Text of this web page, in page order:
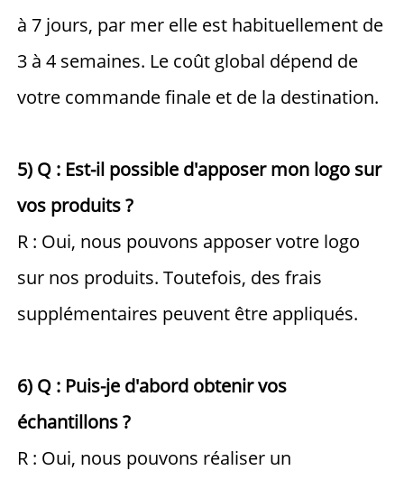
à 7 jours, par mer elle est habituellement de
3 à 4 semaines. Le coût global dépend de
votre commande finale et de la destination.
5) Q : Est-il possible d'apposer mon logo sur
vos produits ?
R : Oui, nous pouvons apposer votre logo
sur nos produits. Toutefois, des frais
supplémentaires peuvent être appliqués.
6) Q : Puis-je d'abord obtenir vos
échantillons ?
R : Oui, nous pouvons réaliser un